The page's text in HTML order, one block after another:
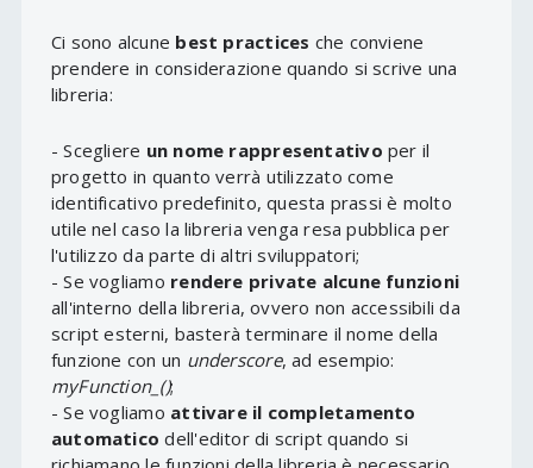
Ci sono alcune best practices che conviene
prendere in considerazione quando si scrive una
libreria:
- Scegliere un nome rappresentativo per il
progetto in quanto verrà utilizzato come
identificativo predefinito, questa prassi è molto
utile nel caso la libreria venga resa pubblica per
l'utilizzo da parte di altri sviluppatori;
- Se vogliamo rendere private alcune funzioni
all'interno della libreria, ovvero non accessibili da
script esterni, basterà terminare il nome della
funzione con un underscore, ad esempio:
myFunction_();
- Se vogliamo attivare il completamento
automatico dell'editor di script quando si